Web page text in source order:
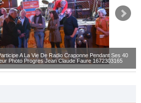
A La Vie De Radio Craponne Pendant Ses 40
Photo Progres Jean Claude Faure 1672303165